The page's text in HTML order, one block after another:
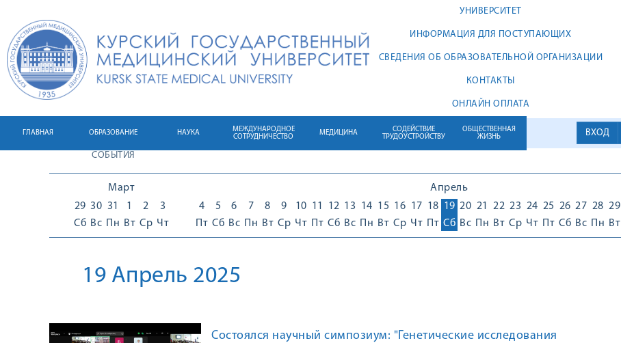
УНИВЕРСИТЕТ
ИНФОРМАЦИЯ ДЛЯ ПОСТУПАЮЩИХ
СВЕДЕНИЯ ОБ ОБРАЗОВАТЕЛЬНОЙ ОРГАНИЗАЦИИ
КОНТАКТЫ
ОНЛАЙН ОПЛАТА
ВХОД
ГЛАВНАЯ ОБРАЗОВАНИЕ НАУКА
МЕЖДУНАРОДНОЕ
СОТРУДНИЧЕСТВО
МЕДИЦИНА
СОДЕЙСТВИЕ
ТРУДОУСТРОЙСТВУ
ОБЩЕСТВЕННАЯ
ЖИЗНЬ
СОБЫТИЯ
Март
29
Сб
30
Вс
31
Пн
1
Вт
2
Ср
3
Чт
Апрель
4
Пт
5
Сб
6
Вс
7
Пн
8
Вт
9
Ср
10
Чт
11
Пт
12
Сб
13
Вс
14
Пн
15
Вт
16
Ср
17
Чт
18
Пт
19
Сб
20
Вс
21
Пн
22
Вт
23
Ср
24
Чт
25
Пт
26
Сб
27
Вс
28
Пн
29
Вт
19 Апрель 2025
Состоялся научный симпозиум: "Генетические исследования